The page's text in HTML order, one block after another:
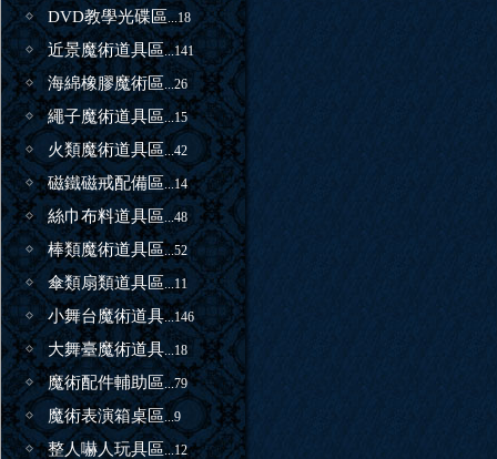
DVD教學光碟區...18
近景魔術道具區...141
海綿橡膠魔術區 ...26
繩子魔術道具區...15
火類魔術道具區 ...42
磁鐵磁戒配備區...14
絲巾布料道具區 ...48
棒類魔術道具區...52
傘類扇類道具區 ...11
小舞台魔術道具...146
大舞臺魔術道具 ...18
魔術配件輔助區...79
魔術表演箱桌區 ...9
整人嚇人玩具區...12